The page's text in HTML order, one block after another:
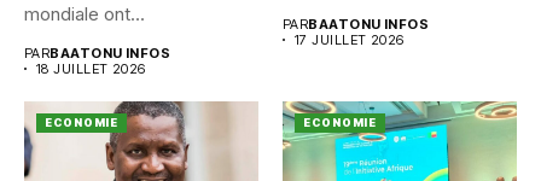
mondiale ont...
PARBAATONU INFOS
18 JUILLET 2026
PARBAATONU INFOS
17 JUILLET 2026
ECONOMIE ECONOMIE